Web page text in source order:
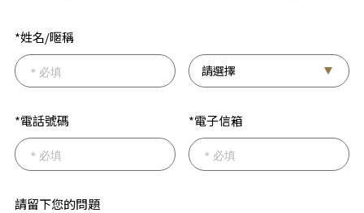
*姓名/暱稱
*電話號碼 *電子信箱
請留下您的問題